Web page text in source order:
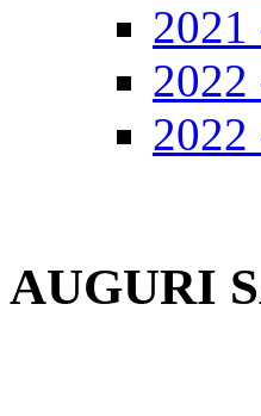
2021
2022
2022
AUGURI